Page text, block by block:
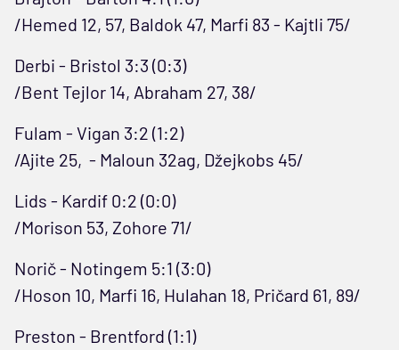
/Hemed 12, 57, Baldok 47, Marfi 83 - Kajtli 75/
Derbi - Bristol 3:3 (0:3)
/Bent Tejlor 14, Abraham 27, 38/
Fulam - Vigan 3:2 (1:2)
/Ajite 25, - Maloun 32ag, Džejkobs 45/
Lids - Kardif 0:2 (0:0)
/Morison 53, Zohore 71/
Norič - Notingem 5:1 (3:0)
/Hoson 10, Marfi 16, Hulahan 18, Pričard 61, 89/
Preston - Brentford (1:1)